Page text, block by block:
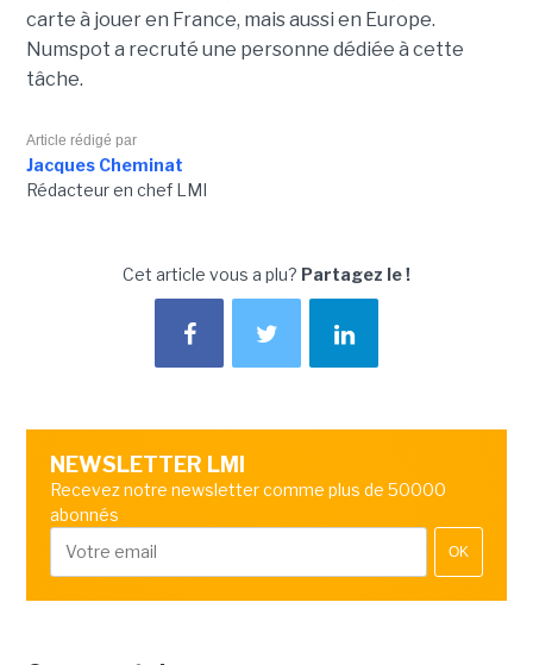
carte à jouer en France, mais aussi en Europe.
Numspot a recruté une personne dédiée à cette
tâche.
Article rédigé par
Jacques Cheminat
Rédacteur en chef LMI
Cet article vous a plu? Partagez le !
NEWSLETTER LMI
Recevez notre newsletter comme plus de 50000
abonnés
OK